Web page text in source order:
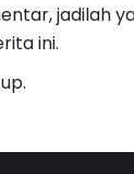
jadilah
ini.